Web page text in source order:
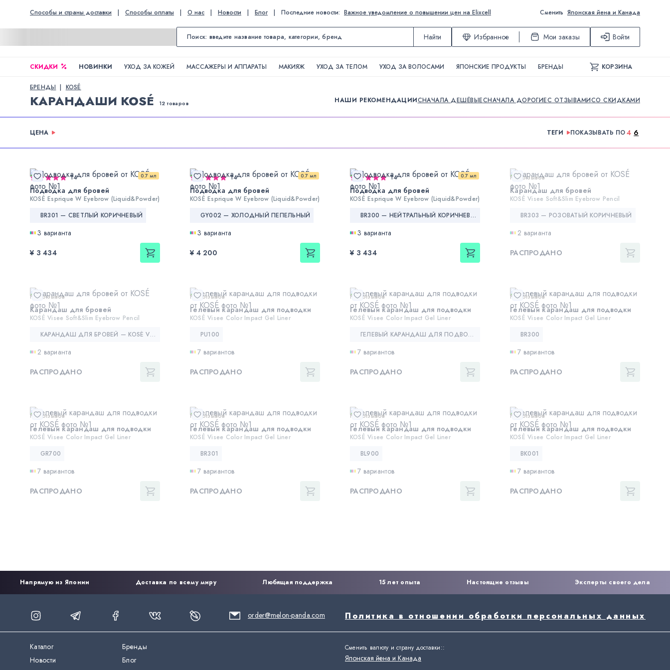
Способы и страны доставки | Способы оплаты | О нас | Новости | Блог | Последние новости: Важное уведомление о повышении цен на Elixcell Сменить Японская йена и Канада
Найти Избранное Мои заказы Войти
СКИДКИ НОВИНКИ УХОД ЗА КОЖЕЙ МАССАЖЕРЫ И АППАРАТЫ МАКИЯЖ УХОД ЗА ТЕЛОМ УХОД ЗА ВОЛОСАМИ ЯПОНСКИЕ ПРОДУКТЫ БРЕНДЫ КОРЗИНА
БРЕНДЫ KOSÉ
КАРАНДАШИ KOSÉ 12 товаров НАШИ РЕКОМЕНДАЦИИСНАЧАЛА ДЕШЁВЫЕСНАЧАЛА ДОРОГИЕС ОТЗЫВАМИСО СКИДКАМИ
ЦЕНА ТЕГИ ПОКАЗЫВАТЬ ПО4 6
0.7 мл
14
Подводка для бровей
KOSÉ Esprique W Eyebrow (Liquid&Powder)
BR301 — СВЕТЛЫЙ КОРИЧНЕВЫЙ
3 варианта
¥ 3 434
0.7 мл
14
Подводка для бровей
KOSÉ Esprique W Eyebrow (Liquid&Powder)
GY002 — ХОЛОДНЫЙ ПЕПЕЛЬНЫЙ
3 варианта
¥ 4 200
0.7 мл
14
Подводка для бровей
KOSÉ Esprique W Eyebrow (Liquid&Powder)
BR300 — НЕЙТРАЛЬНЫЙ КОРИЧНЕВЫЙ
3 варианта
¥ 3 434
Нет отзывов
Карандаш для бровей
KOSÉ Visee Soft&Slim Eyebrow Pencil
BR303 — РОЗОВАТЫЙ КОРИЧНЕВЫЙ
2 варианта
РАСПРОДАНО
Нет отзывов
Карандаш для бровей
KOSÉ Visee Soft&Slim Eyebrow Pencil
КАРАНДАШ ДЛЯ БРОВЕЙ — KOSÉ VISEE SOFT&SLIM EYEBROW PENCIL
2 варианта
РАСПРОДАНО
Нет отзывов
Гелевый карандаш для подводки
KOSÉ Visee Color Impact Gel Liner
PU100
7 вариантов
РАСПРОДАНО
Нет отзывов
Гелевый карандаш для подводки
KOSÉ Visee Color Impact Gel Liner
ГЕЛЕВЫЙ КАРАНДАШ ДЛЯ ПОДВОДКИ — KOSÉ VISEE COLOR IMPACT GEL LINER
7 вариантов
РАСПРОДАНО
Нет отзывов
Гелевый карандаш для подводки
KOSÉ Visee Color Impact Gel Liner
BR300
7 вариантов
РАСПРОДАНО
Нет отзывов
Гелевый карандаш для подводки
KOSÉ Visee Color Impact Gel Liner
GR700
7 вариантов
РАСПРОДАНО
Нет отзывов
Гелевый карандаш для подводки
KOSÉ Visee Color Impact Gel Liner
BR301
7 вариантов
РАСПРОДАНО
Нет отзывов
Гелевый карандаш для подводки
KOSÉ Visee Color Impact Gel Liner
BL900
7 вариантов
РАСПРОДАНО
Нет отзывов
Гелевый карандаш для подводки
KOSÉ Visee Color Impact Gel Liner
BK001
7 вариантов
РАСПРОДАНО
Напрямую из Японии Доставка по всему миру Любящая поддержка 15 лет опыта Настоящие отзывы Эксперты своего дела
order@melon-panda.com Политика в отношении обработки персональных данных
Каталог
Бренды
Новости
Блог
Сменить валюту и страну доставки::
Японская йена и Канада